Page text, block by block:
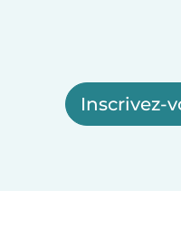
Inscrivez-